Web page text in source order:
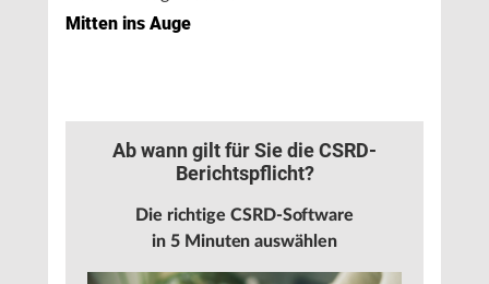
Mitten ins Auge
Ab wann gilt für Sie die CSRD-
Berichtspflicht?
Die richtige CSRD-Software
in 5 Minuten auswählen